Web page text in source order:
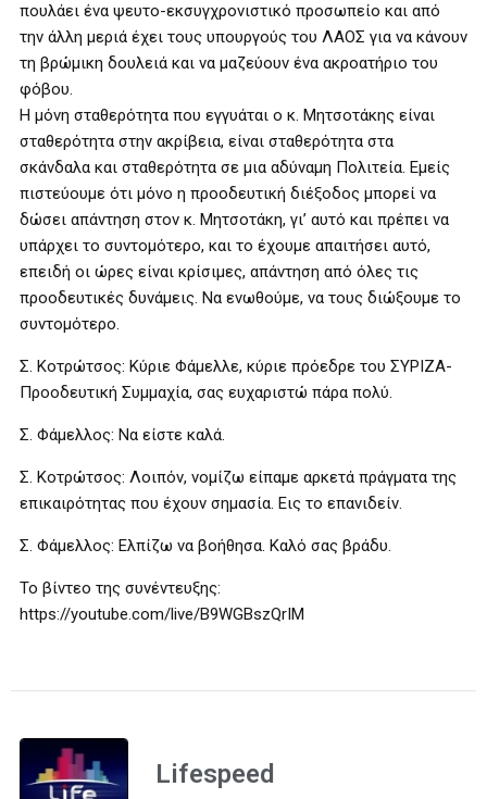
πουλάει ένα ψευτο-εκσυγχρονιστικό προσωπείο και από
την άλλη μεριά έχει τους υπουργούς του ΛΑΟΣ για να κάνουν
τη βρώμικη δουλειά και να μαζεύουν ένα ακροατήριο του
φόβου.
Η μόνη σταθερότητα που εγγυάται ο κ. Μητσοτάκης είναι
σταθερότητα στην ακρίβεια, είναι σταθερότητα στα
σκάνδαλα και σταθερότητα σε μια αδύναμη Πολιτεία. Εμείς
πιστεύουμε ότι μόνο η προοδευτική διέξοδος μπορεί να
δώσει απάντηση στον κ. Μητσοτάκη, γι’ αυτό και πρέπει να
υπάρχει το συντομότερο, και το έχουμε απαιτήσει αυτό,
επειδή οι ώρες είναι κρίσιμες, απάντηση από όλες τις
προοδευτικές δυνάμεις. Να ενωθούμε, να τους διώξουμε το
συντομότερο.
Σ. Κοτρώτσος: Κύριε Φάμελλε, κύριε πρόεδρε του ΣΥΡΙΖΑ-
Προοδευτική Συμμαχία, σας ευχαριστώ πάρα πολύ.
Σ. Φάμελλος: Να είστε καλά.
Σ. Κοτρώτσος: Λοιπόν, νομίζω είπαμε αρκετά πράγματα της
επικαιρότητας που έχουν σημασία. Εις το επανιδείν.
Σ. Φάμελλος: Ελπίζω να βοήθησα. Καλό σας βράδυ.
Το βίντεο της συνέντευξης:
https://youtube.com/live/B9WGBszQrIM
Lifespeed